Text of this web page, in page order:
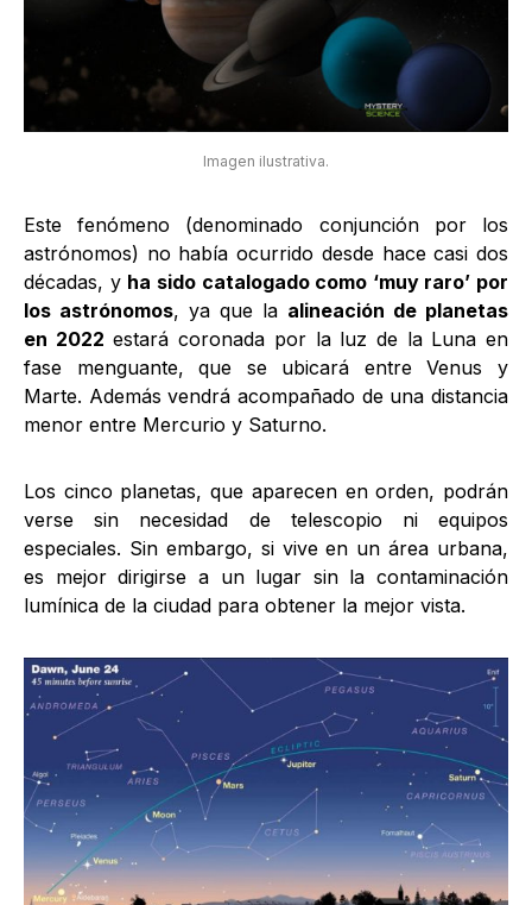
Imagen ilustrativa.
Este fenómeno (denominado conjunción por los
astrónomos) no había ocurrido desde hace casi dos
décadas, y ha sido catalogado como ‘muy raro’ por
los astrónomos, ya que la alineación de planetas
en 2022 estará coronada por la luz de la Luna en
fase menguante, que se ubicará entre Venus y
Marte. Además vendrá acompañado de una distancia
menor entre Mercurio y Saturno.
Los cinco planetas, que aparecen en orden, podrán
verse sin necesidad de telescopio ni equipos
especiales. Sin embargo, si vive en un área urbana,
es mejor dirigirse a un lugar sin la contaminación
lumínica de la ciudad para obtener la mejor vista.